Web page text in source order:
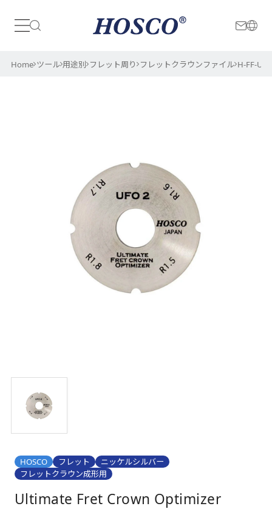
日本 International
Home ツール 用途別 フレット周り フレットクラウンファイル H-FF-
HOSCO フレット
ニッケルシルバー
フレットクラウン成形用
Ultimate Fret Crown Optimizer